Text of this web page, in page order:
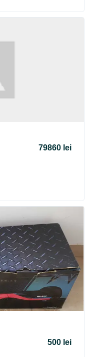
79860 lei
500 lei